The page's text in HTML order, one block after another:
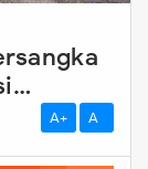
A+ A-